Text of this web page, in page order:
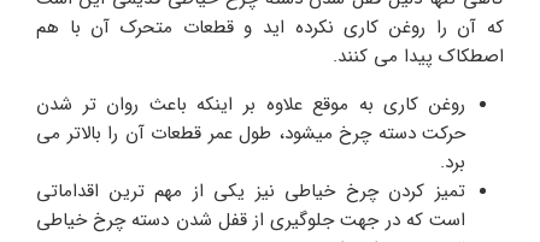
که آن را روغن کاری نکرده اید و قطعات متحرک آن با هم
اصطکاک پیدا می کنند.
روغن کاری به موقع علاوه بر اینکه باعث روان تر شدن
حرکت دسته چرخ میشود، طول عمر قطعات آن را بالاتر می
برد.
تمیز کردن چرخ خیاطی نیز یکی از مهم ترین اقداماتی
است که در جهت جلوگیری از قفل شدن دسته چرخ خیاطی